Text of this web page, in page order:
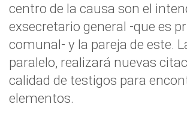
centro de la causa son el
exsecretario general -que es
comunal- y la pareja de este.
paralelo, realizará nuevas
calidad de testigos para
elementos.